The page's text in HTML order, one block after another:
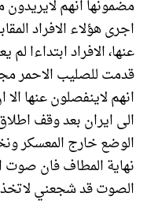
مضمونها انهم لايريدون
اجرى هؤلاء الافراد
عنها، الافراد ابتداءا لم
قدمت للصليب الاحمر
انهم لاينفصلون عنها
الى ايران بعد وقف
الوضع خارج المعسكر
نهاية المطاف فان صوت
الصوت قد شجعني